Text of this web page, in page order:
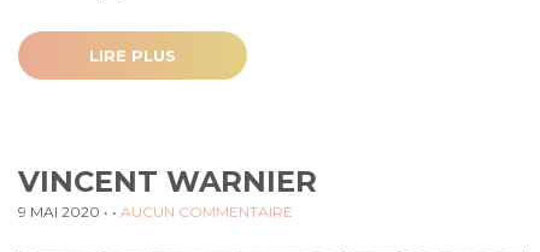
LIRE PLUS
VINCENT WARNIER
9 MAI 2020 • • AUCUN COMMENTAIRE